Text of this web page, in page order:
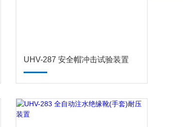
UHV-287 安全帽冲击试验装置